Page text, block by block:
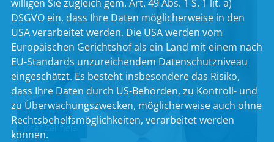
willigen Sie zugleich gem. Art. 49 Abs. 1 S. 1 lit. a)
DSGVO ein, dass Ihre Daten möglicherweise in den
USA verarbeitet werden. Die USA werden vom
Europäischen Gerichtshof als ein Land mit einem nach
EU-Standards unzureichendem Datenschutzniveau
eingeschätzt. Es besteht insbesondere das Risiko,
dass Ihre Daten durch US-Behörden, zu Kontroll- und
zu Überwachungszwecken, möglicherweise auch ohne
Rechtsbehelfsmöglichkeiten, verarbeitet werden
können.